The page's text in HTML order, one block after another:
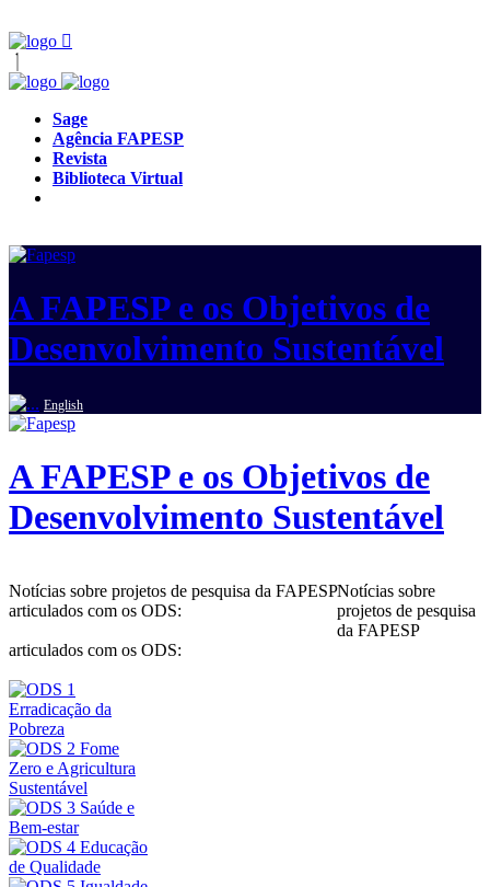
Sage
Agência FAPESP
Revista
Biblioteca Virtual
A FAPESP e os Objetivos de
Desenvolvimento Sustentável
English
A FAPESP e os Objetivos de
Desenvolvimento Sustentável
Notícias sobre projetos de pesquisa da FAPESP
articulados com os ODS:
Notícias sobre
projetos de pesquisa
da FAPESP
articulados com os ODS: